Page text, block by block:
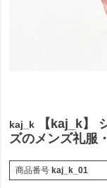
kaj_k
【kaj_k】
ズのメンズ礼服
商品番号 kaj_k_01